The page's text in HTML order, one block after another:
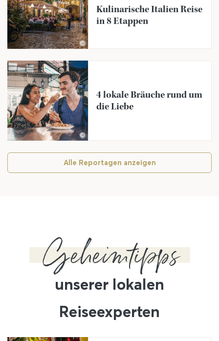
©
Kulinarische Italien Reise
in 8 Etappen
©
4 lokale Bräuche rund um
die Liebe
Alle Reportagen anzeigen
Geheimtipps
unserer lokalen
Reiseexperten